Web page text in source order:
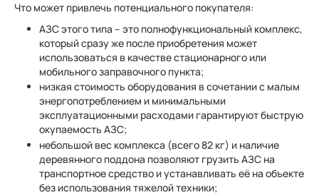
Что может привлечь потенциального покупателя:
АЗС этого типа – это полнофункциональный комплекс,
который сразу же после приобретения может
использоваться в качестве стационарного или
мобильного заправочного пункта;
низкая стоимость оборудования в сочетании с малым
энергопотреблением и минимальными
эксплуатационными расходами гарантируют быструю
окупаемость АЗС;
небольшой вес комплекса (всего 82 кг) и наличие
деревянного поддона позволяют грузить АЗС на
транспортное средство и устанавливать её на объекте
без использования тяжелой техники;